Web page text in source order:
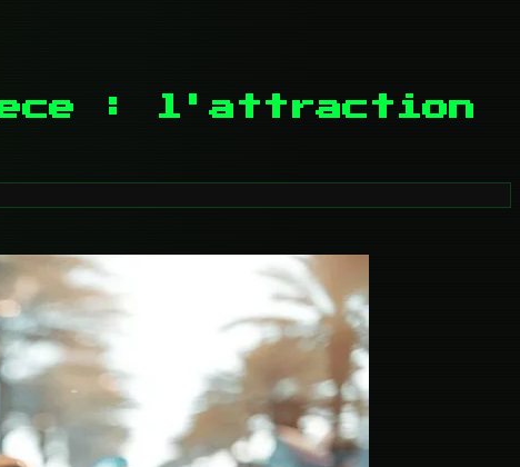
: l'attraction